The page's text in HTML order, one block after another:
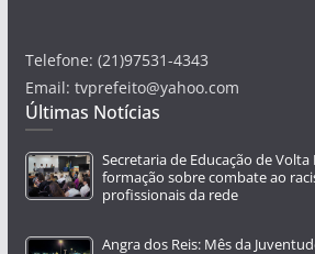
Telefone: (21)97531-4343
Email: tvprefeito@yahoo.com
Últimas Notícias
Secretaria de Educação de
formação sobre combate ao
profissionais da rede
Angra dos Reis: Mês da